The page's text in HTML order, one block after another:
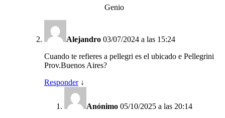
Genio
Alejandro 03/07/2024 a las 15:24
Cuando te refieres a pellegri es el ubicado e Pellegrini
Prov.Buenos Aires?
Responder ↓
Anónimo 05/10/2025 a las 20:14